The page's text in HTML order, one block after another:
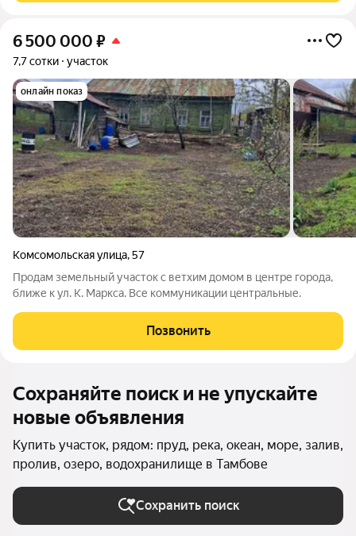
6 500 000 ₽
7,7 сотки участок
онлайн показ
Комсомольская улица,57
Продам земельный участок с ветхим домом в центре города,
ближе к ул. К. Маркса. Все коммуникации центральные.
Позвонить
Сохраняйте поиск и не упускайте
новые объявления
Купить участок, рядом: пруд, река, океан, море, залив,
пролив, озеро, водохранилище в Тамбове
Сохранить поиск